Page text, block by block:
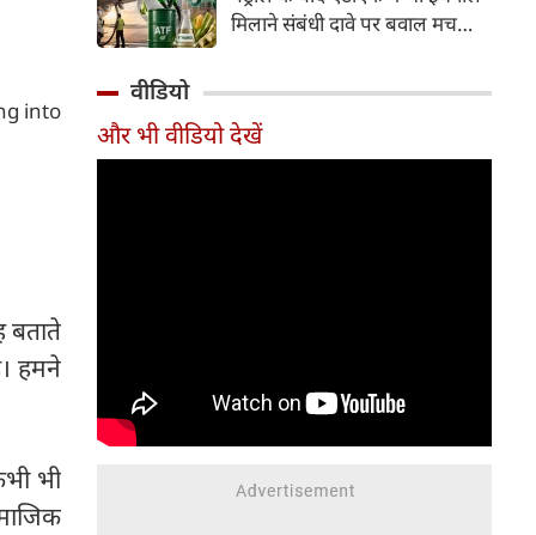
into
बताते
हमने
भी
इसके अलावा Redmi Note 17 में
Corning Gorilla Glass 7i
चेसिस जैसे फीचर्स मिलते हैं।
मिलाने संबंधी दावे पर बवाल मच
इथेनॉल मिलाने की कोई योजना नहीं
है।
वीडियो
और भी वीडियो देखें